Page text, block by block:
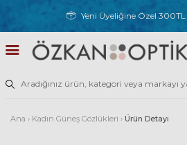
Yeni Üyeliğine Özel 300TL
Ana › Kadın Güneş Gözlükleri › Ürün Detayı